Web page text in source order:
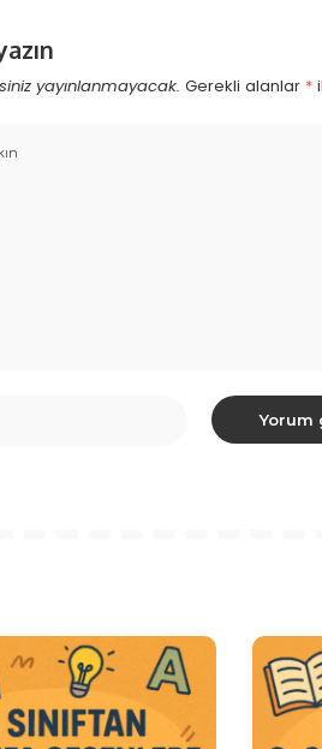
yayınlanmayacak. Gerekli alanlar *